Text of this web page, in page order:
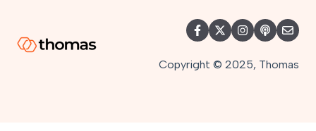
Copyright © 2025, Thomas